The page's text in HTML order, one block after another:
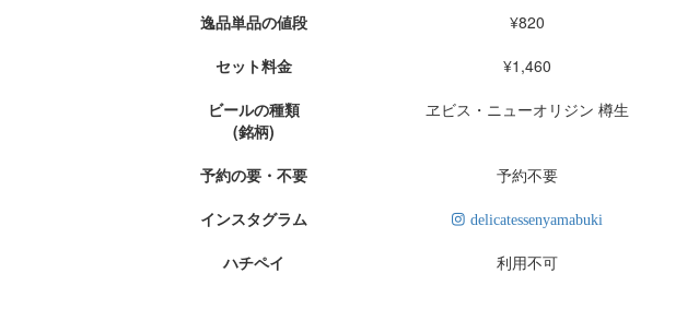
逸品単品の値段
¥820
セット料金
¥1,460
ビールの種類
(銘柄)
ヱビス・ニューオリジン 樽生
予約の要・不要
予約不要
インスタグラム
delicatessenyamabuki
ハチペイ 利用不可